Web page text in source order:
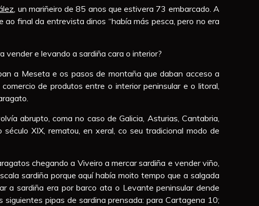
, un mariñeiro de 85 anos que estivera 73 embarcado. A
final da entrevista dinos “había más pesca, pero no era
vender e levando a sardiña cara o interior?
a Meseta e os pasos de montaña que daban acceso a
de produtos entre o interior peninsular e o litoral,
abrupto, coma no caso de Galicia, Asturias, Cantabria,
XIX, rematou, en xeral, co seu tradicional modo de
chegando a Viveiro a mercar sardiña e vender viño,
sardiña porque aquí había moito tempo que a salgada
a sardiña era por barco ata o Levante peninsular dende
pipas de sardina prensada: para Cartagena 10;